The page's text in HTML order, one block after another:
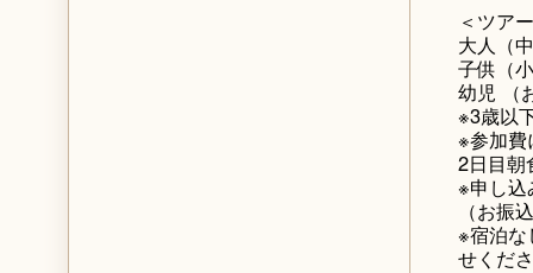
＜ツア
大人（
子供
幼児
※3歳以
※参加費
2日目朝
※申し込
（お振
※宿泊な
せくだ